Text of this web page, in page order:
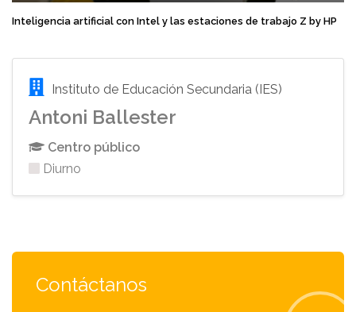
Inteligencia artificial con Intel y las estaciones de trabajo Z by HP
Instituto de Educación Secundaria (IES)
Antoni Ballester
Centro público
Diurno
Contáctanos